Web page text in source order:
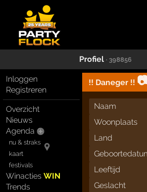
Profiel · 398856
Inloggen
Registreren
Overzicht
Nieuws
Agenda
nu & straks
kaart
festivals
WinactiesWIN
Trends
!! Daneger !!
Naam
Woonplaats
Land
Leeftijd
Geslacht